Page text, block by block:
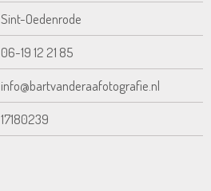
Sint-Oedenrode
06-19 12 21 85
info@bartvanderaafotografie.nl
17180239